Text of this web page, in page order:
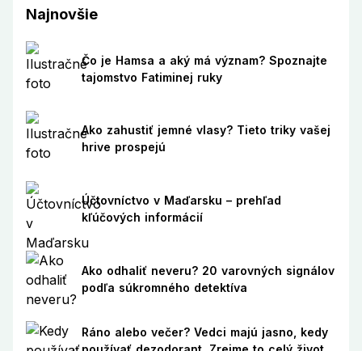
Najnovšie
Čo je Hamsa a aký má význam? Spoznajte
tajomstvo Fatiminej ruky
Ako zahustiť jemné vlasy? Tieto triky vašej
hrive prospejú
Účtovníctvo v Maďarsku – prehľad
kľúčových informácií
Ako odhaliť neveru? 20 varovných signálov
podľa súkromného detektíva
Ráno alebo večer? Vedci majú jasno, kedy